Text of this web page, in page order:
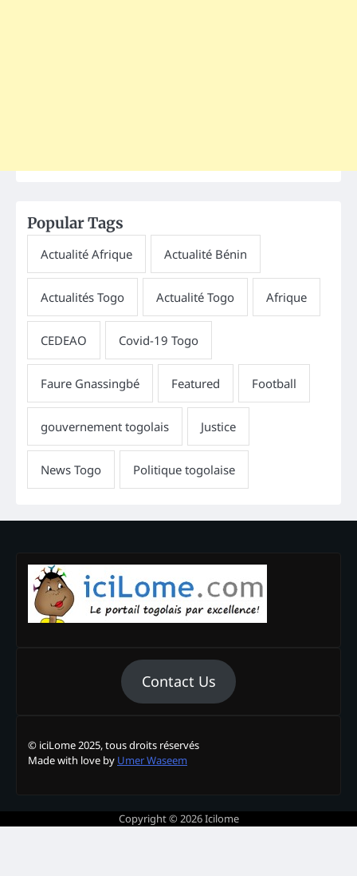
Popular Tags
Contact Us
© iciLome 2025, tous droits réservés
Made with love by Umer Waseem
Copyright © 2026Icilome